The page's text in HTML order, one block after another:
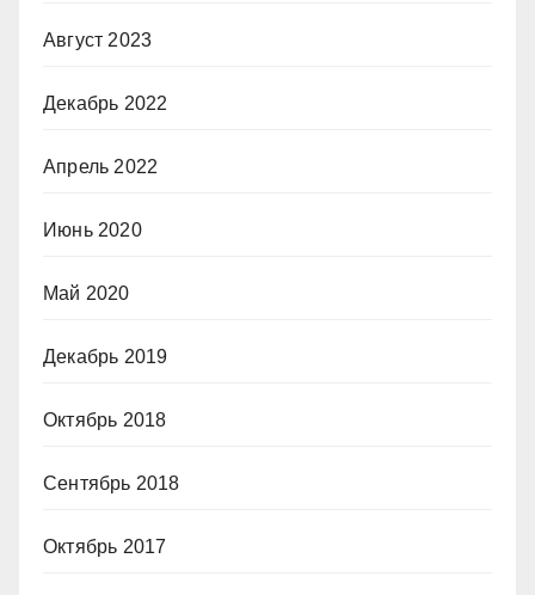
Август 2023
Декабрь 2022
Апрель 2022
Июнь 2020
Май 2020
Декабрь 2019
Октябрь 2018
Сентябрь 2018
Октябрь 2017